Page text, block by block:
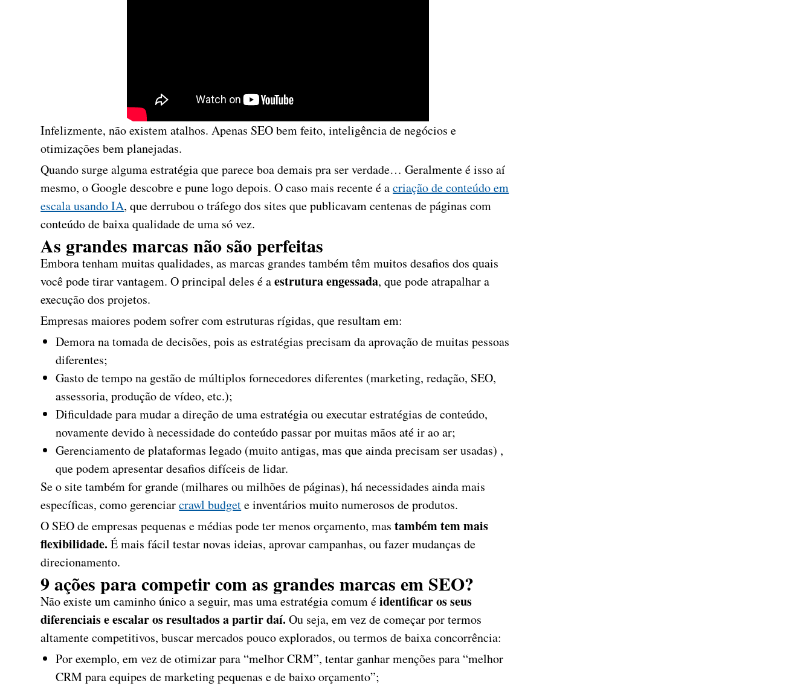
Infelizmente, não existem atalhos. Apenas SEO bem feito, inteligência de negócios e
otimizações bem planejadas.
Quando surge alguma estratégia que parece boa demais pra ser verdade… Geralmente é isso aí
mesmo, o Google descobre e pune logo depois. O caso mais recente é acriação de conteúdo em
escala usando IA, que derrubou o tráfego dos sites que publicavam centenas de páginas com
conteúdo de baixa qualidade de uma só vez.
As grandes marcas não são perfeitas
Embora tenham muitas qualidades, as marcas grandes também têm muitos desafios dos quais
você pode tirar vantagem. O principal deles é aestrutura engessada, que pode atrapalhar a
execução dos projetos.
Empresas maiores podem sofrer com estruturas rígidas, que resultam em:
Demora na tomada de decisões, pois as estratégias precisam da aprovação de muitas pessoas
diferentes;
Gasto de tempo na gestão de múltiplos fornecedores diferentes (marketing, redação, SEO,
assessoria, produção de vídeo, etc.);
Dificuldade para mudar a direção de uma estratégia ou executar estratégias de conteúdo,
novamente devido à necessidade do conteúdo passar por muitas mãos até ir ao ar;
Gerenciamento de plataformas legado (muito antigas, mas que ainda precisam ser usadas) ,
que podem apresentar desafios difíceis de lidar.
Se o site também for grande (milhares ou milhões de páginas), há necessidades ainda mais
específicas, como gerenciarcrawl budgete inventários muito numerosos de produtos.
O SEO de empresas pequenas e médias pode ter menos orçamento, mastambém tem mais
flexibilidade.É mais fácil testar novas ideias, aprovar campanhas, ou fazer mudanças de
direcionamento.
9 ações para competir com as grandes marcas em SEO?
Não existe um caminho único a seguir, mas uma estratégia comum éidentificar os seus
diferenciais e escalar os resultados a partir daí.Ou seja, em vez de começar por termos
altamente competitivos, buscar mercados pouco explorados, ou termos de baixa concorrência:
Por exemplo, em vez de otimizar para “melhor CRM”, tentar ganhar menções para “melhor
CRM para equipes de marketing pequenas e de baixo orçamento”;